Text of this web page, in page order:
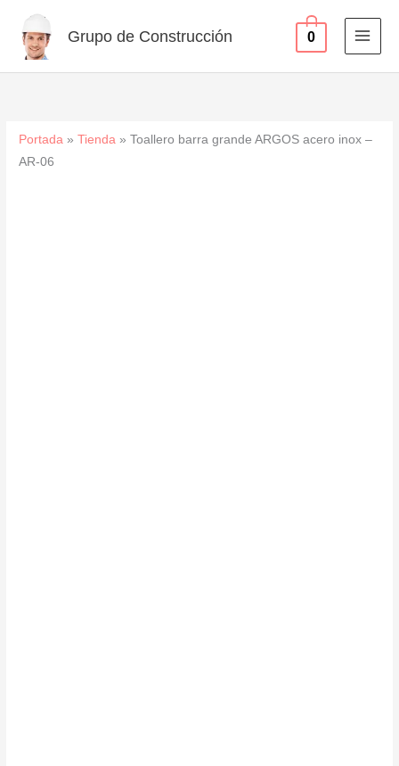
contenido
Grupo de Construcción 0
Portada »Tienda »Toallero barra grande ARGOS acero inox –
AR-06
-
AR-